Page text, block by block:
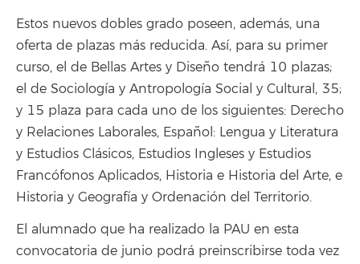
Estos nuevos dobles grado poseen, además, una
oferta de plazas más reducida. Así, para su primer
curso, el de Bellas Artes y Diseño tendrá 10 plazas;
el de Sociología y Antropología Social y Cultural, 35;
y 15 plaza para cada uno de los siguientes: Derecho
y Relaciones Laborales, Español: Lengua y Literatura
y Estudios Clásicos, Estudios Ingleses y Estudios
Francófonos Aplicados, Historia e Historia del Arte, e
Historia y Geografía y Ordenación del Territorio.
El alumnado que ha realizado la PAU en esta
convocatoria de junio podrá preinscribirse toda vez